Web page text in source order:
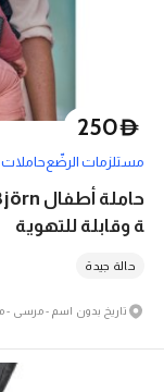
D
250
مستلزمات الرضّع
ة وقابلة للتهوية
حالة جيدة
تاريخ بدون اسم - مرسى -